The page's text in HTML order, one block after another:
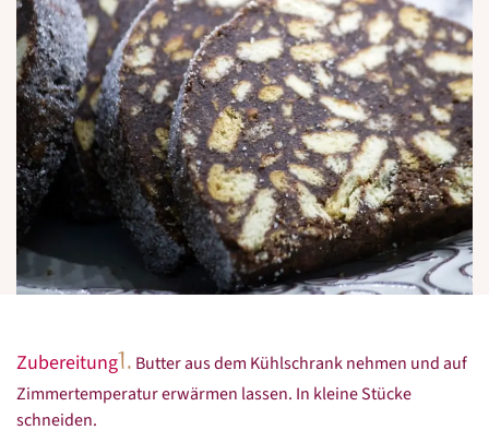
Zubereitung1. Butter aus dem Kühlschrank nehmen und auf
Zimmertemperatur erwärmen lassen. In kleine Stücke
schneiden.